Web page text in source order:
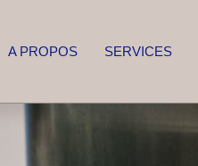
A PROPOS SERVICES